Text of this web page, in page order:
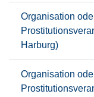
Organisation
Harburg)
Organisation